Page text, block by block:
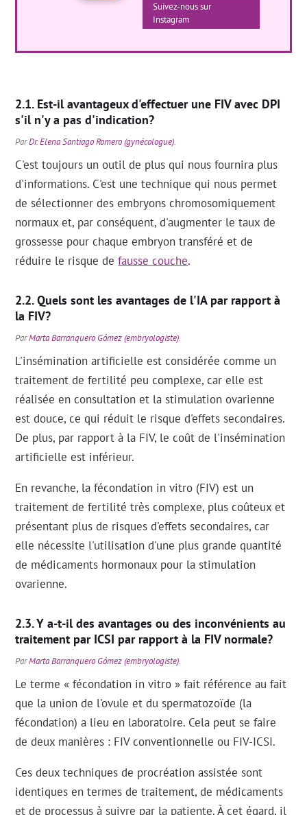
Suivez-nous sur
Instagram
Est-il avantageux d'effectuer une FIV avec DPI
s'il n'y a pas d'indication?
ParDr. Elena Santiago Romero (gynécologue).
C'est toujours un outil de plus qui nous fournira plus
d'informations. C'est une technique qui nous permet
de sélectionner des embryons chromosomiquement
normaux et, par conséquent, d'augmenter le taux de
grossesse pour chaque embryon transféré et de
réduire le risque defausse couche.
Quels sont les avantages de l'IA par rapport à
la FIV?
ParMarta Barranquero Gómez (embryologiste).
L'insémination artificielle est considérée comme un
traitement de fertilité peu complexe, car elle est
réalisée en consultation et la stimulation ovarienne
est douce, ce qui réduit le risque d'effets secondaires.
De plus, par rapport à la FIV, le coût de l'insémination
artificielle est inférieur.
En revanche, la fécondation in vitro (FIV) est un
traitement de fertilité très complexe, plus coûteux et
présentant plus de risques d'effets secondaires, car
elle nécessite l'utilisation d'une plus grande quantité
de médicaments hormonaux pour la stimulation
ovarienne.
Y a-t-il des avantages ou des inconvénients au
traitement par ICSI par rapport à la FIV normale?
ParMarta Barranquero Gómez (embryologiste).
Le terme « fécondation in vitro » fait référence au fait
que la union de l'ovule et du spermatozoïde (la
fécondation) a lieu en laboratoire. Cela peut se faire
de deux manières : FIV conventionnelle ou FIV-ICSI.
Ces deux techniques de procréation assistée sont
identiques en termes de traitement, de médicaments
et de processus à suivre par la patiente. À cet égard, il